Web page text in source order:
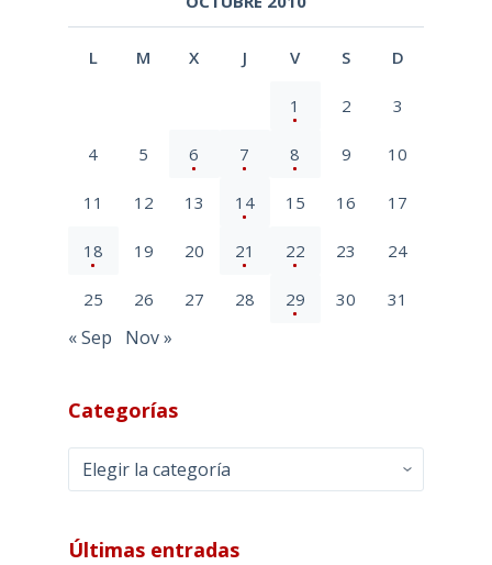
L M X J V S D
1 2 3
4 5 6 7 8 9 10
11 12 13 14 15 16 17
18 19 20 21 22 23 24
25 26 27 28 29 30 31
« Sep Nov »
Categorías
Categorías
Últimas entradas